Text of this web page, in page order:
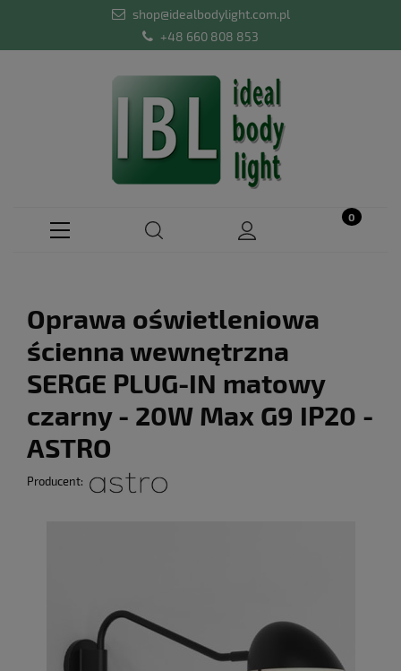
shop@idealbodylight.com.pl
+48 660 808 853
Oprawa oświetleniowa
ścienna wewnętrzna
SERGE PLUG-IN matowy
czarny - 20W Max G9 IP20 -
ASTRO
Producent: